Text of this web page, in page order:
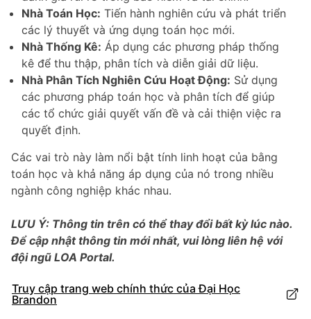
Nhà Toán Học: Tiến hành nghiên cứu và phát triển
các lý thuyết và ứng dụng toán học mới.
Nhà Thống Kê: Áp dụng các phương pháp thống
kê để thu thập, phân tích và diễn giải dữ liệu.
Nhà Phân Tích Nghiên Cứu Hoạt Động: Sử dụng
các phương pháp toán học và phân tích để giúp
các tổ chức giải quyết vấn đề và cải thiện việc ra
quyết định.
Các vai trò này làm nổi bật tính linh hoạt của bằng
toán học và khả năng áp dụng của nó trong nhiều
ngành công nghiệp khác nhau.
LƯU Ý: Thông tin trên có thể thay đổi bất kỳ lúc nào.
Để cập nhật thông tin mới nhất, vui lòng liên hệ với
đội ngũ LOA Portal.
Truy cập trang web chính thức của Đại Học
Brandon